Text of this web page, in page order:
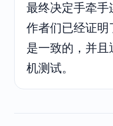
最终决定手牵手
作者们已经证明
是一致的，并
机测试。